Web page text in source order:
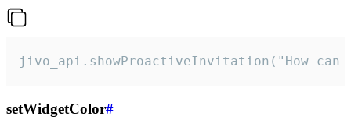
jivo_api.showProactiveInvitation("How
setWidgetColor#